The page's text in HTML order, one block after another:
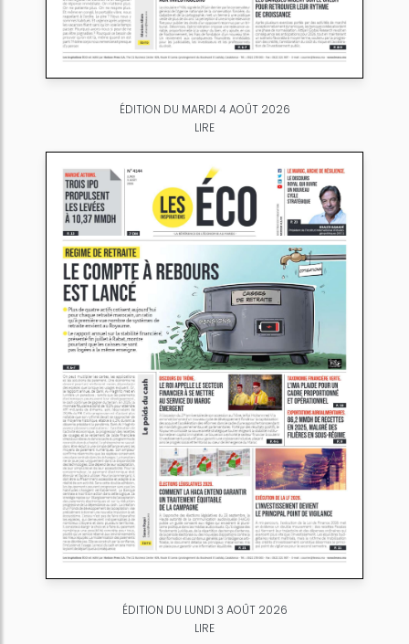
ÉDITION DU MARDI 4 AOÛT 2026
LIRE
ÉDITION DU LUNDI 3 AOÛT 2026
LIRE